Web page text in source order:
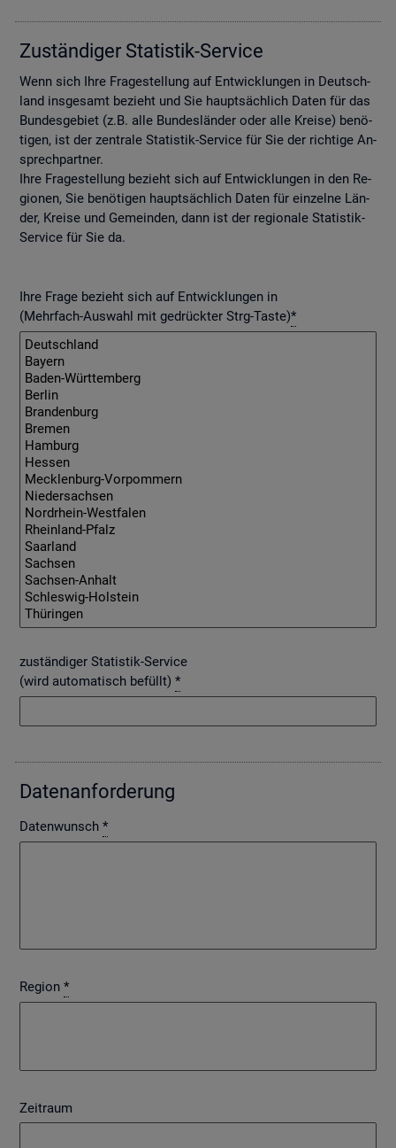
Zu­stän­di­ger Sta­tis­tik-Ser­vice
Wenn sich Ihre Fra­ge­stel­lung auf Ent­wick­lun­gen in Deutsch­
land ins­ge­samt be­zieht und Sie haupt­säch­lich Daten für das
Bun­des­ge­biet (z.B. alle Bun­des­län­der oder alle Krei­se) be­nö­
ti­gen, ist der zen­tra­le Sta­tis­tik-Ser­vice für Sie der rich­ti­ge An­
sprech­part­ner.
Ihre Fra­ge­stel­lung be­zieht sich auf Ent­wick­lun­gen in den Re­
gio­nen, Sie be­nö­ti­gen haupt­säch­lich Daten für ein­zel­ne Län­
der, Krei­se und Ge­mein­den, dann ist der re­gio­na­le Sta­tis­tik-
Ser­vice für Sie da.
Ihre Frage bezieht sich auf Entwicklungen in
(Mehrfach-Auswahl mit gedrückter Strg-Taste)*
zuständiger Statistik-Service
(wird automatisch befüllt) *
Da­ten­an­for­de­rung
Datenwunsch *
Region *
Zeitraum